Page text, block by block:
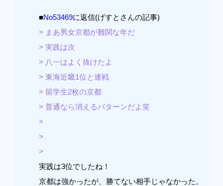
■No53469に返信(げすとさんの記事)
> まあ男女京都が難関な年だ
> 実践は次
> 八一はよく抜けたよ
> 東海近畿1位と連戦
> 留学生2枚の京都
> 普通なら消えるパターンだよ笑
>
>
>
実践は3位でしたね！
京都は強かったが、勝てない相手じゃなかった。